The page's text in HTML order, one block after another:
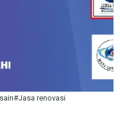
renovasi